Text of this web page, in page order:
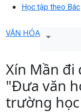
Học tập theo Bác
VĂN HÓA
Xín Mần đi
"Đưa văn
trường